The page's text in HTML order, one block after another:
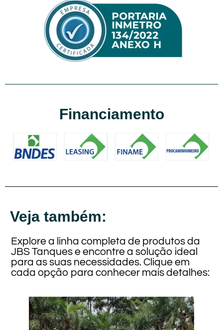
Financiamento
Veja também:
Explore a linha completa de produtos da
JBS Tanques e encontre a solução ideal
para as suas necessidades. Clique em
cada opção para conhecer mais detalhes: